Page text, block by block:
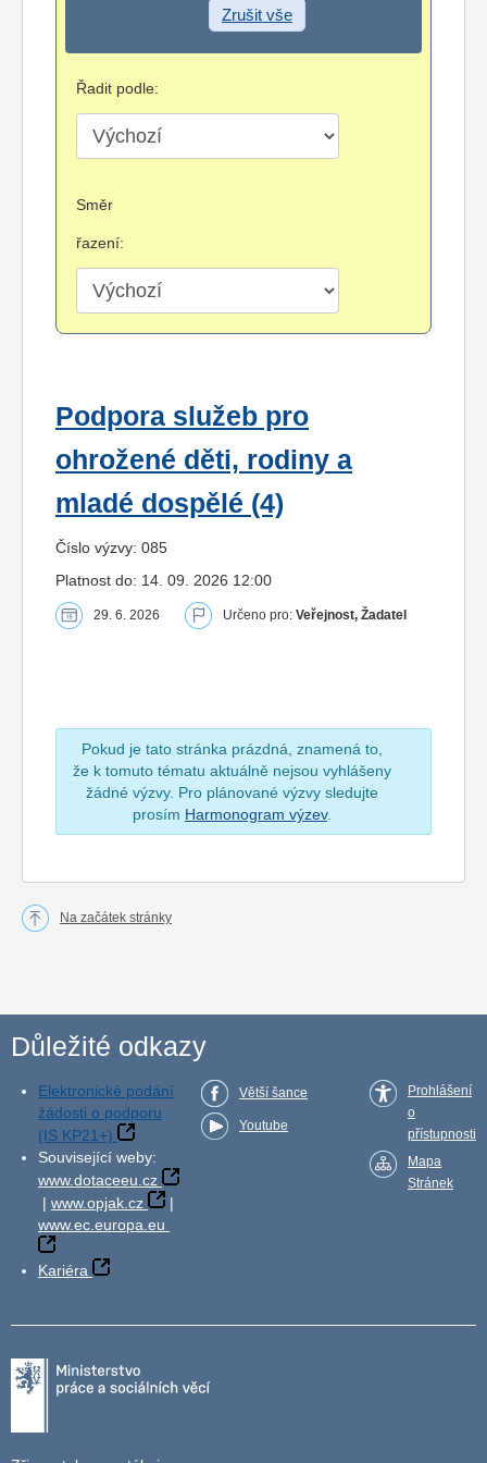
Zrušit vše
Řadit podle:
Směr
řazení:
Podpora služeb pro
ohrožené děti, rodiny a
mladé dospělé (4)
Číslo výzvy: 085
Platnost do: 14. 09. 2026 12:00
29. 6. 2026 Určeno pro: Veřejnost, Žadatel
Pokud je tato stránka prázdná, znamená to,
že k tomuto tématu aktuálně nejsou vyhlášeny
žádné výzvy. Pro plánované výzvy sledujte
prosím Harmonogram výzev.
Na začátek stránky
Důležité odkazy
Elektronické podání
žádosti o podporu
(IS KP21+)
Související weby:
www.dotaceeu.cz
| www.opjak.cz
|
www.ec.europa.eu
Kariéra
Větší šance
Youtube
Prohlášení
o
přístupnosti
Mapa
Stránek